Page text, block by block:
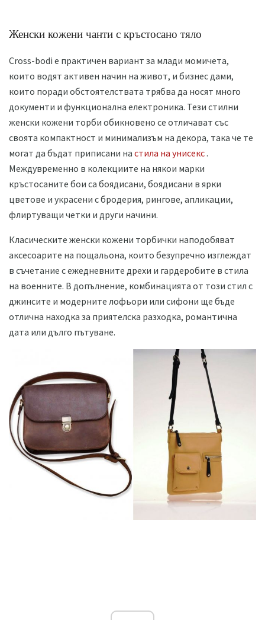
Женски кожени чанти с кръстосано тяло
Cross-bodi е практичен вариант за млади момичета,
които водят активен начин на живот, и бизнес дами,
които поради обстоятелствата трябва да носят много
документи и функционална електроника. Тези стилни
женски кожени торби обикновено се отличават със
своята компактност и минимализъм на декора, така че те
могат да бъдат приписани на стила на унисекс.
Междувременно в колекциите на някои марки
кръстосаните бои са боядисани, боядисани в ярки
цветове и украсени с бродерия, рингове, апликации,
флиртуващи четки и други начини.
Класическите женски кожени торбички наподобяват
аксесоарите на пощальона, които безупречно изглеждат
в съчетание с ежедневните дрехи и гардеробите в стила
на военните. В допълнение, комбинацията от този стил с
джинсите и модерните лофьори или сифони ще бъде
отлична находка за приятелска разходка, романтична
дата или дълго пътуване.